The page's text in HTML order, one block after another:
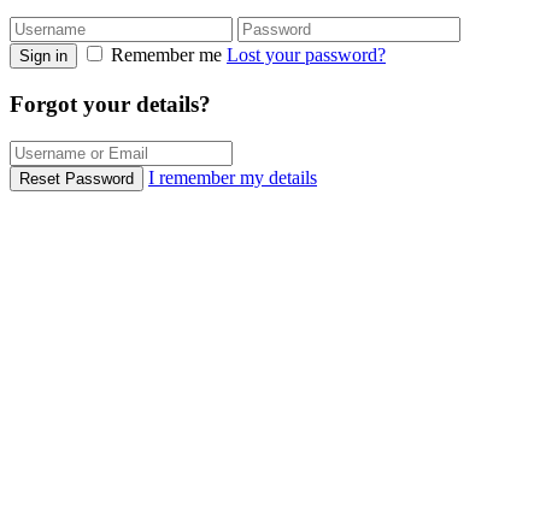
Sign in Remember me Lost your password?
Forgot your details?
Reset Password I remember my details